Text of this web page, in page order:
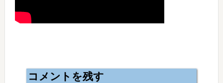
Interactions
コメントを残す